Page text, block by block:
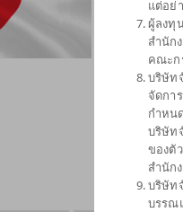
ความเสี่ยงสูง
แต่อย่
ผู้ลงทุ
สำนัก
คณะก
บริษัท
จัดกา
กำหน
บริษัท
ของตั
สำนัก
บริษัท
บรรณ